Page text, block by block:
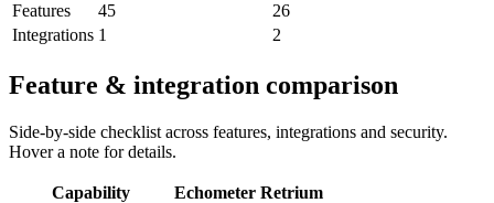
Features
45
26
Integrations 1 2
Feature & integration comparison
Side-by-side checklist across features, integrations and security.
Hover a note for details.
Capability Echometer Retrium